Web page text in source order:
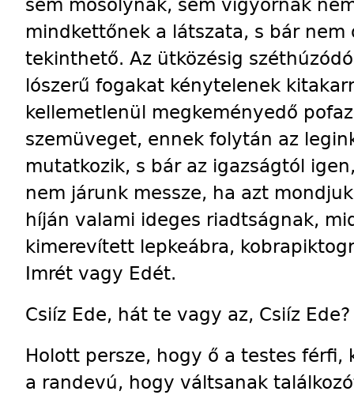
mindkettőnek a látszata, s bár
tekinthető. Az ütközésig
lószerű fogakat kénytelenek
kellemetlenül megkeményedő
szemüveget, ennek folytán az
mutatkozik, s bár az igazságtól
nem járunk messze, ha azt
híján valami ideges riadtságnak,
kimerevített lepkeábra,
Imrét vagy Edét.
Csiíz Ede, hát te vagy az, Csiíz Ede?
Holott persze, hogy ő a testes férfi,
a randevú, hogy váltsanak